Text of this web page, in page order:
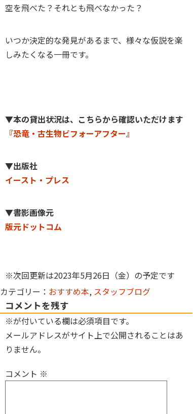
空を飛べた？それとも飛べなかった？
いつか決定的な発見があるまで、様々な仮説を楽
しみたくなる一冊です。
▼本の貸出状況は、こちらから確認いただけます
『恐竜・古生物ビフォーアフター』
▼出版社
イースト・プレス
▼書影画像元
版元ドットコム
※次回更新は2023年5月26日（金）の予定です
カテゴリー： おすすめ本, スタッフブログ
コメントを残す
※が付いている欄は必須項目です。
メールアドレスがサイト上で公開されることはあ
りません。
コメント ※